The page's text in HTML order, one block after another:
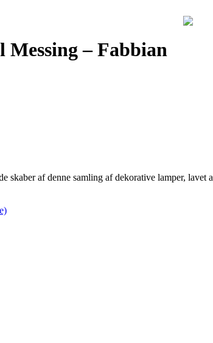
Messing – Fabbian
skaber af denne samling af dekorative lamper, lavet